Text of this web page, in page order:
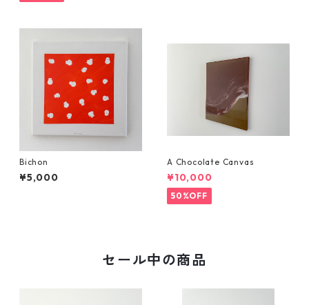
Bichon
¥5,000
A Chocolate Canvas
¥10,000
50%OFF
セール中の商品